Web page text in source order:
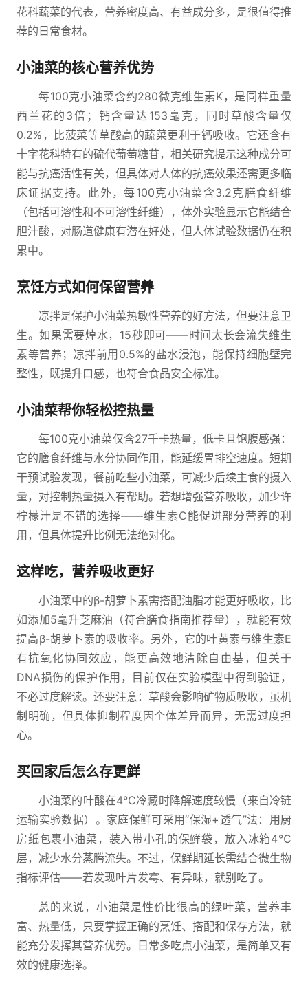
花科蔬菜的代表，营养密度高、有益成分多，是很值得推
荐的日常食材。
小油菜的核心营养优势
每100克小油菜含约280微克维生素K，是同样重量
西兰花的3倍；钙含量达153毫克，同时草酸含量仅
0.2%，比菠菜等草酸高的蔬菜更利于钙吸收。它还含有
十字花科特有的硫代葡萄糖苷，相关研究提示这种成分可
能与抗癌活性有关，但具体对人体的抗癌效果还需更多临
床证据支持。此外，每100克小油菜含3.2克膳食纤维
（包括可溶性和不可溶性纤维），体外实验显示它能结合
胆汁酸，对肠道健康有潜在好处，但人体试验数据仍在积
累中。
烹饪方式如何保留营养
凉拌是保护小油菜热敏性营养的好方法，但要注意卫
生。如果需要焯水，15秒即可——时间太长会流失维生
素等营养；凉拌前用0.5%的盐水浸泡，能保持细胞壁完
整性，既提升口感，也符合食品安全标准。
小油菜帮你轻松控热量
每100克小油菜仅含27千卡热量，低卡且饱腹感强：
它的膳食纤维与水分协同作用，能延缓胃排空速度。短期
干预试验发现，餐前吃些小油菜，可减少后续主食的摄入
量，对控制热量摄入有帮助。若想增强营养吸收，加少许
柠檬汁是不错的选择——维生素C能促进部分营养的利
用，但具体提升比例无法绝对化。
这样吃，营养吸收更好
小油菜中的β-胡萝卜素需搭配油脂才能更好吸收，比
如添加5毫升芝麻油（符合膳食指南推荐量），就能有效
提高β-胡萝卜素的吸收率。另外，它的叶黄素与维生素E
有抗氧化协同效应，能更高效地清除自由基，但关于
DNA损伤的保护作用，目前仅在实验模型中得到验证，
不必过度解读。还要注意：草酸会影响矿物质吸收，虽机
制明确，但具体抑制程度因个体差异而异，无需过度担
心。
买回家后怎么存更鲜
小油菜的叶酸在4℃冷藏时降解速度较慢（来自冷链
运输实验数据）。家庭保鲜可采用“保湿+透气”法：用厨
房纸包裹小油菜，装入带小孔的保鲜袋，放入冰箱4℃
层，减少水分蒸腾流失。不过，保鲜期延长需结合微生物
指标评估——若发现叶片发霉、有异味，就别吃了。
总的来说，小油菜是性价比很高的绿叶菜，营养丰
富、热量低，只要掌握正确的烹饪、搭配和保存方法，就
能充分发挥其营养优势。日常多吃点小油菜，是简单又有
效的健康选择。